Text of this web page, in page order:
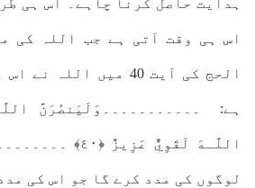
ہدایت حاصل کرنا چاہے۔ اس ہی
اس ہی وقت آتی ہے جب اللہ کی
الحج کی آیت 40 میں
ہے: ۔۔۔۔۔۔۔۔۔۔۔وَلَيَنصُرَنَّ
اللَّـهَ لَقَوِيٌّ عَزِيزٌ
لوگوں کی مدد کرے گا جو اس کی